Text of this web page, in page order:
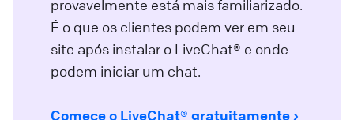
provavelmente está mais familiarizado.
É o que os clientes podem ver em seu
site após instalar o LiveChat® e onde
podem iniciar um chat.
Comece o LiveChat® gratuitamente